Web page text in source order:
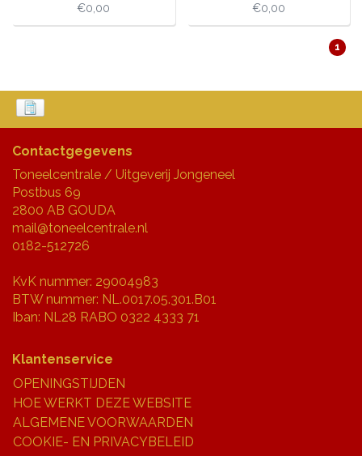
€0,00 €0,00
1
Contactgegevens
Toneelcentrale / Uitgeverij Jongeneel
Postbus 69
2800 AB GOUDA
mail@toneelcentrale.nl
0182-512726
KvK nummer: 29004983
BTW nummer: NL.0017.05.301.B01
Iban: NL28 RABO 0322 4333 71
Klantenservice
OPENINGSTIJDEN
HOE WERKT DEZE WEBSITE
ALGEMENE VOORWAARDEN
COOKIE- EN PRIVACYBELEID